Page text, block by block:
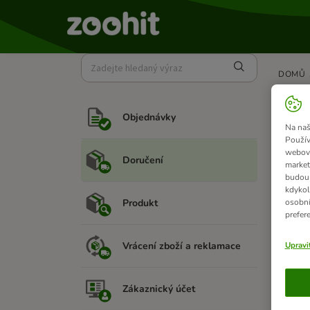
Objednávky
Doručení
Produkt
Vrácení zboží a reklamace
Zákaznický účet
DOMŮ
Na